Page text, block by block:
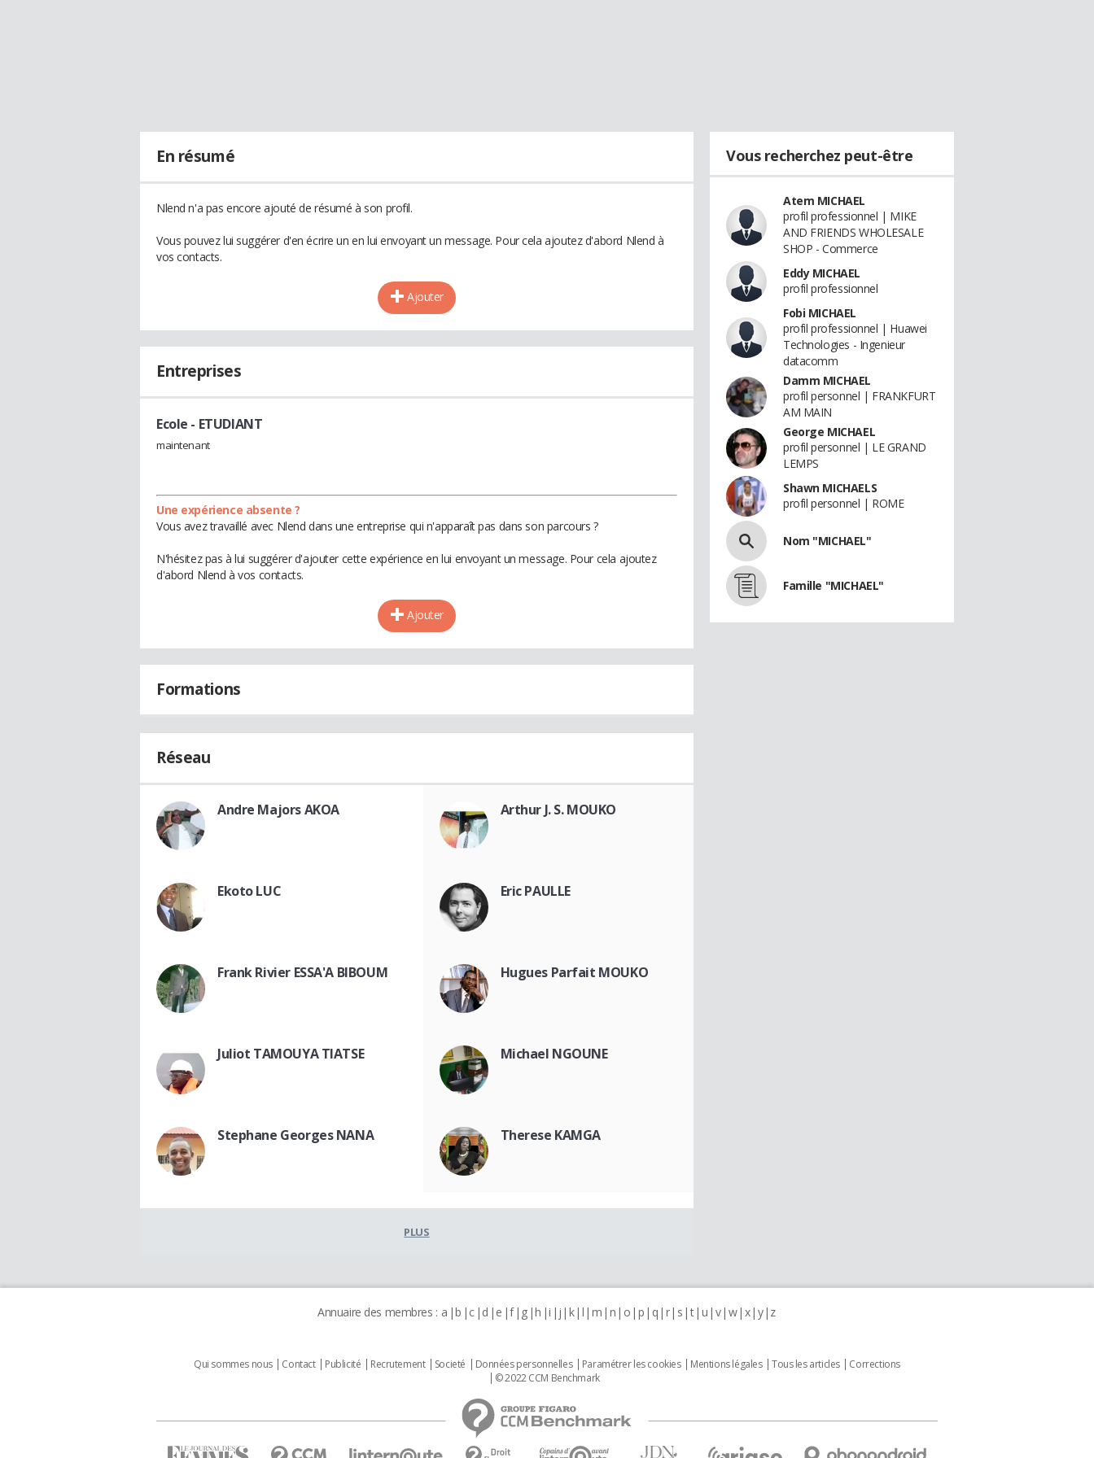
En résumé
Nlend n'a pas encore ajouté de résumé à son profil.
Vous pouvez lui suggérer d'en écrire un en lui envoyant un message. Pour cela ajoutez d'abord Nlend à
vos contacts.
Ajouter
Entreprises
Ecole - ETUDIANT
maintenant
Une expérience absente ?
Vous avez travaillé avec Nlend dans une entreprise qui n'apparaît pas dans son parcours ?
N'hésitez pas à lui suggérer d'ajouter cette expérience en lui envoyant un message. Pour cela ajoutez
d'abord Nlend à vos contacts.
Ajouter
Formations
Réseau
Andre Majors AKOA Arthur J. S. MOUKO
Ekoto LUC Eric PAULLE
Frank Rivier ESSA'A BIBOUM Hugues Parfait MOUKO
Juliot TAMOUYA TIATSE Michael NGOUNE
Stephane Georges NANA Therese KAMGA
PLUS
Vous recherchez peut-être
Atem MICHAEL
profil professionnel | MIKE
AND FRIENDS WHOLESALE
SHOP - Commerce
Eddy MICHAEL
profil professionnel
Fobi MICHAEL
profil professionnel | Huawei
Technologies - Ingenieur
datacomm
Damm MICHAEL
profil personnel | FRANKFURT
AM MAIN
George MICHAEL
profil personnel | LE GRAND
LEMPS
Shawn MICHAELS
profil personnel | ROME
Nom "MICHAEL"
Famille "MICHAEL"
Annuaire des membres : a b c d e f g h i j k l m n o p q r s t u v w x y z
Qui sommes nous Contact Publicité Recrutement Societé Données personnelles Paramétrer les cookies Mentions légales Tous les articles
Corrections
© 2022 CCM Benchmark